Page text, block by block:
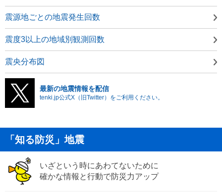
震源地ごとの地震発生回数
震度3以上の地域別観測回数
震央分布図
最新の地震情報を配信
tenki.jp公式X（旧Twitter）をご利用ください。
「知る防災」地震
いざという時にあわてないために
確かな情報と行動で防災力アップ